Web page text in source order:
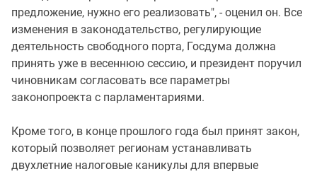
предложение, нужно его реализовать", - оценил он. Все
изменения в законодательство, регулирующие
деятельность свободного порта, Госдума должна
принять уже в весеннюю сессию, и президент поручил
чиновникам согласовать все параметры
законопроекта с парламентариями.
Кроме того, в конце прошлого года был принят закон,
который позволяет регионам устанавливать
двухлетние налоговые каникулы для впервые